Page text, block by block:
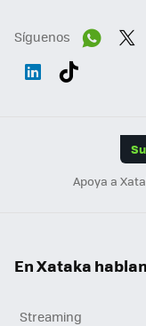
Síguenos
Apoya a
En Xataka
Streaming